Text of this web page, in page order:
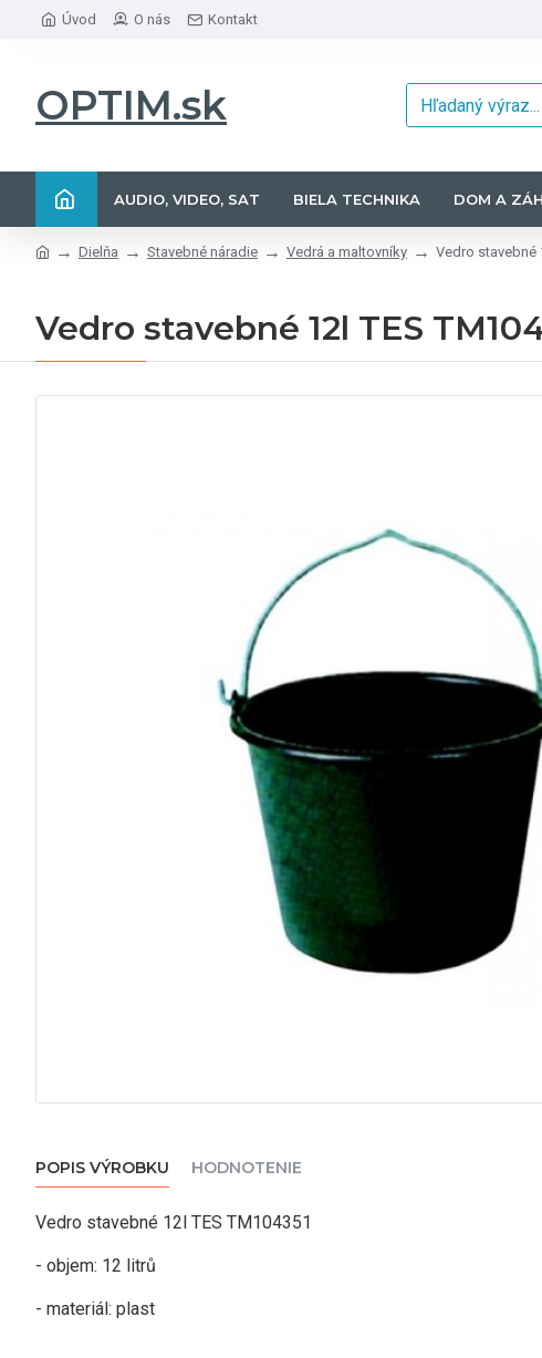
Úvod O nás Kontakt
OPTIM.sk
AUDIO, VIDEO, SAT BIELA TECHNIKA DOM A
Dielňa Stavebné náradie Vedrá a maltovníky Vedro stavebné
Vedro stavebné 12l TES
POPIS VÝROBKU HODNOTENIE
Vedro stavebné 12l TES TM104351
- objem: 12 litrů
- materiál: plast